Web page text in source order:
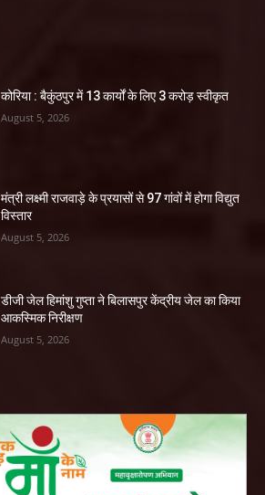
कोरिया : बैकुंठपुर में 13 कार्यों के लिए 3 करोड़ स्वीकृत
August 5, 2026
मंत्री लक्ष्मी राजवाड़े के प्रयासों से 97 गांवों में होगा विद्युत
विस्तार
August 5, 2026
डीजी जेल हिमांशु गुप्ता ने बिलासपुर केंद्रीय जेल का किया
आकस्मिक निरीक्षण
August 5, 2026